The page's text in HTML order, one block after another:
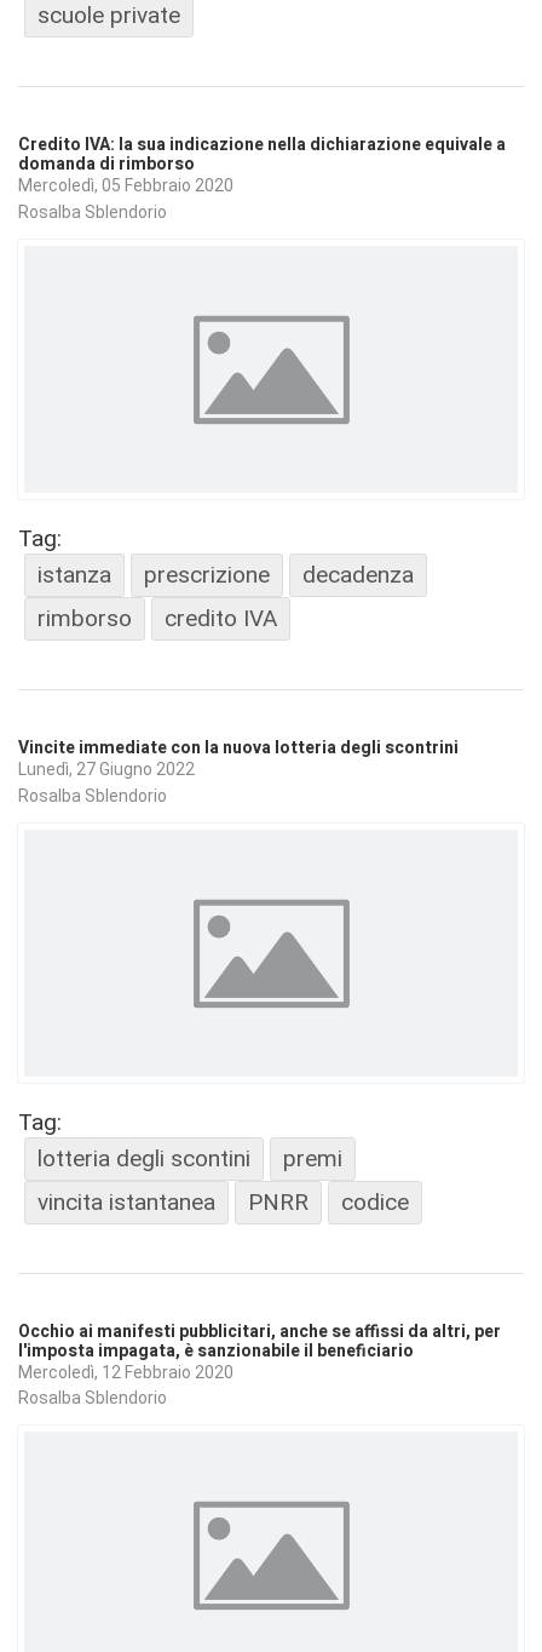
scuole private
Credito IVA: la sua indicazione nella dichiarazione equivale a
domanda di rimborso
Mercoledì, 05 Febbraio 2020
Rosalba Sblendorio
Tag:
istanza
prescrizione
decadenza
rimborso
credito IVA
Vincite immediate con la nuova lotteria degli scontrini
Lunedì, 27 Giugno 2022
Rosalba Sblendorio
Tag:
lotteria degli scontini
premi
vincita istantanea
PNRR codice
Occhio ai manifesti pubblicitari, anche se affissi da altri, per
l'imposta impagata, è sanzionabile il beneficiario
Mercoledì, 12 Febbraio 2020
Rosalba Sblendorio